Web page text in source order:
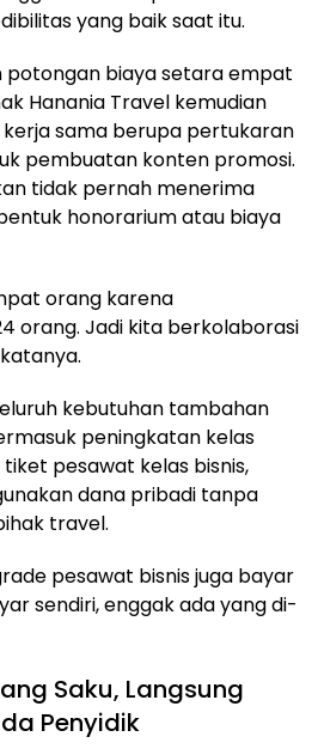
yang baik saat itu.
biaya setara empat
Hanania Travel kemudian
sama berupa pertukaran
pembuatan konten promosi.
tidak pernah menerima
honorarium atau biaya
orang karena
orang. Jadi kita berkolaborasi
kebutuhan tambahan
peningkatan kelas
pesawat kelas bisnis,
dana pribadi tanpa
travel.
pesawat bisnis juga bayar
sendiri, enggak ada yang di-
Saku, Langsung
Penyidik